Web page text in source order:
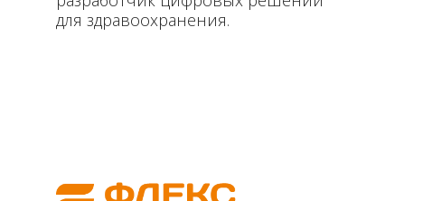
для здравоохранения.